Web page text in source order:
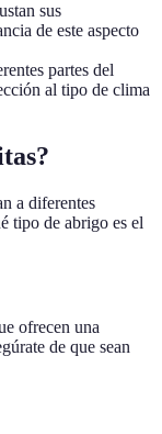
sus
de este aspecto
partes del
al tipo de clima
a diferentes
tipo de abrigo es el
ofrecen una
de que sean